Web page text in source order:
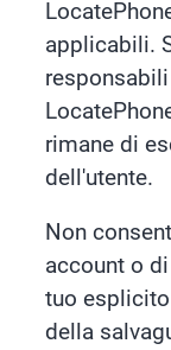
applicabili.
rimane di
dell'utente.
Non
account o
tuo
della